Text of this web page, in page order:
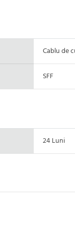
Cablu de
SFF
24 Luni